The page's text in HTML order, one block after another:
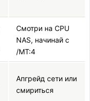
Смотри на CPU
NAS, начинай с
/MT:4
Апгрейд сети или
смириться